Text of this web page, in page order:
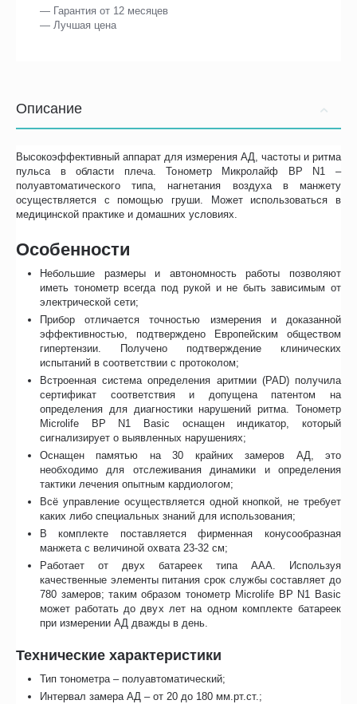
— Гарантия от 12 месяцев
— Лучшая цена
Описание
Высокоэффективный аппарат для измерения АД, частоты и ритма
пульса в области плеча. Тонометр Микролайф BP N1 –
полуавтоматического типа, нагнетания воздуха в манжету
осуществляется с помощью груши. Может использоваться в
медицинской практике и домашних условиях.
Особенности
Небольшие размеры и автономность работы позволяют
иметь тонометр всегда под рукой и не быть зависимым от
электрической сети;
Прибор отличается точностью измерения и доказанной
эффективностью, подтверждено Европейским обществом
гипертензии. Получено подтверждение клинических
испытаний в соответствии с протоколом;
Встроенная система определения аритмии (PAD) получила
сертификат соответствия и допущена патентом на
определения для диагностики нарушений ритма. Тонометр
Microlife BP N1 Basic оснащен индикатор, который
сигнализирует о выявленных нарушениях;
Оснащен памятью на 30 крайних замеров АД, это
необходимо для отслеживания динамики и определения
тактики лечения опытным кардиологом;
Всё управление осуществляется одной кнопкой, не требует
каких либо специальных знаний для использования;
В комплекте поставляется фирменная конусообразная
манжета с величиной охвата 23-32 см;
Работает от двух батареек типа ААА. Используя
качественные элементы питания срок службы составляет до
780 замеров; таким образом тонометр Microlife BP N1 Basic
может работать до двух лет на одном комплекте батареек
при измерении АД дважды в день.
Технические характеристики
Тип тонометра – полуавтоматический;
Интервал замера АД – от 20 до 180 мм.рт.ст.;